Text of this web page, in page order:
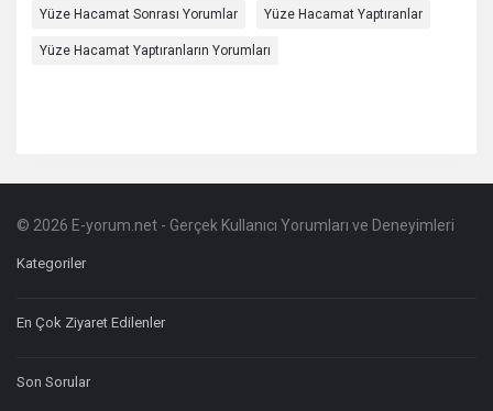
Yüze Hacamat Sonrası Yorumlar Yüze Hacamat Yaptıranlar
Yüze Hacamat Yaptıranların Yorumları
Footer
Hakkında
© 2026 E-yorum.net - Gerçek Kullanıcı Yorumları ve Deneyimleri
Kategoriler
En Çok Ziyaret Edilenler
Son Sorular